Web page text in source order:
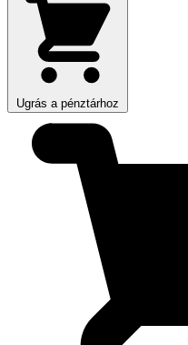
Ugrás a pénztárhoz